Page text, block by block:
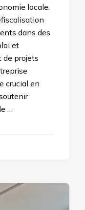
locale.
dans des
et
projets
crucial en
…